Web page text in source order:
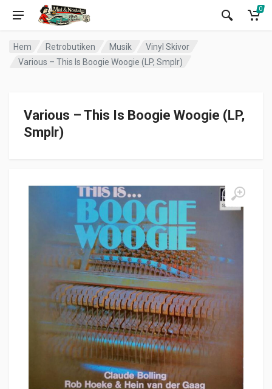
0
Hem Retrobutiken Musik
Vinyl Skivor
Various – This Is Boogie Woogie (LP, Smplr)
Various – This Is Boogie Woogie (LP,
Smplr)